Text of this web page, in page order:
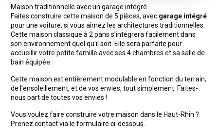
Maison traditionnelle avec un garage intégré
Faites construire cette maison de 5 pièces, avec garage intégré
pour une voiture, si vous aimez les architectures traditionnelles.
Cette maison classique à 2 pans s’intégrera facilement dans
son environnement quel qu’il soit. Elle sera parfaite pour
accueillir votre petite famille avec ses 4 chambres et sa salle de
bain équipée.
Cette maison est entièrement modulable en fonction du terrain,
de l’ensoleillement, et de vos envies, tout simplement. Faites-
nous part de toutes vos envies !
Vous voulez faire construire votre maison dans le Haut-Rhin ?
Prenez contact via le formulaire ci-dessous.